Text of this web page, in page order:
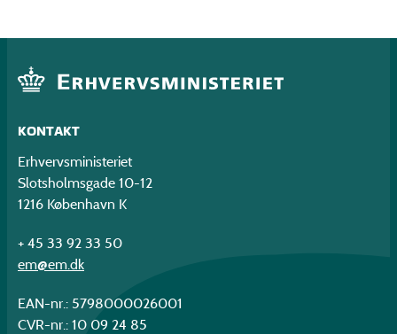
KONTAKT
Erhvervsministeriet
Slotsholmsgade 10-12
1216 København K
+ 45 33 92 33 50
em@em.dk
EAN-nr.: 5798000026001
CVR-nr.: 10 09 24 85